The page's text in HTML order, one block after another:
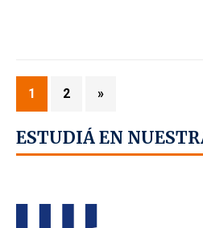
1 2 »
ESTUDIÁ EN